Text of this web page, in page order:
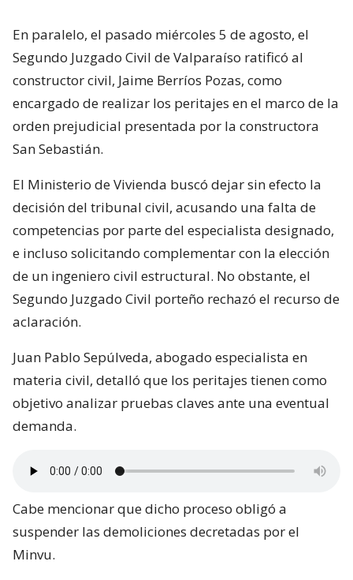
En paralelo, el pasado miércoles 5 de agosto, el
Segundo Juzgado Civil de Valparaíso ratificó al
constructor civil, Jaime Berríos Pozas, como
encargado de realizar los peritajes en el marco de la
orden prejudicial presentada por la constructora
San Sebastián.
El Ministerio de Vivienda buscó dejar sin efecto la
decisión del tribunal civil, acusando una falta de
competencias por parte del especialista designado,
e incluso solicitando complementar con la elección
de un ingeniero civil estructural. No obstante, el
Segundo Juzgado Civil porteño rechazó el recurso de
aclaración.
Juan Pablo Sepúlveda, abogado especialista en
materia civil, detalló que los peritajes tienen como
objetivo analizar pruebas claves ante una eventual
demanda.
Cabe mencionar que dicho proceso obligó a
suspender las demoliciones decretadas por el
Minvu.